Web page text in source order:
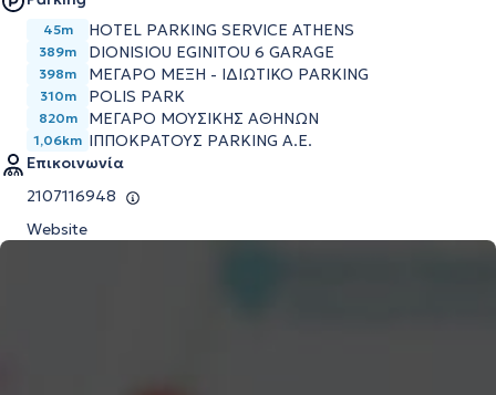
45m HOTEL PARKING SERVICE ATHENS
389m DIONISIOU EGINITOU 6 GARAGE
398m ΜΕΓΑΡΟ ΜΕΞΗ - ΙΔΙΩΤΙΚΟ PARKING
310m POLIS PARK
820m ΜΕΓΆΡΟ ΜΟΥΣΙΚΉΣ ΑΘΗΝΏΝ
1,06km ΙΠΠΟΚΡΆΤΟΥΣ PARKING Α.Ε.
Επικοινωνία
2107116948
Website